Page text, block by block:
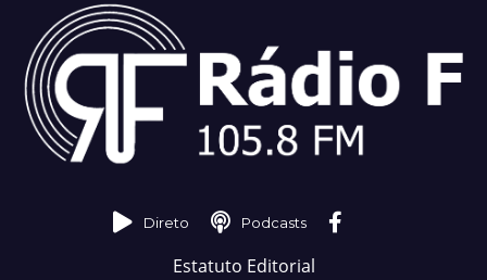
Direto Podcasts
Estatuto Editorial